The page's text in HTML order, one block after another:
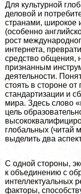
Для культурной
деловой и
странами, широкое
(особенно
рост
интернета,
средство общения,
признанным
деятельности.
стоять в стороне
стандартизации и
мира. Здесь слово
цель
глобальных (читай
выделить два
С одной стороны,
к объединению с
интеллектуальных
факторы,